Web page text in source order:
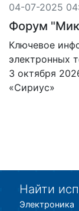
04-07-2025
Форум
Ключевое
электронных
3 октября
«Сириус»
Найти
Электроника